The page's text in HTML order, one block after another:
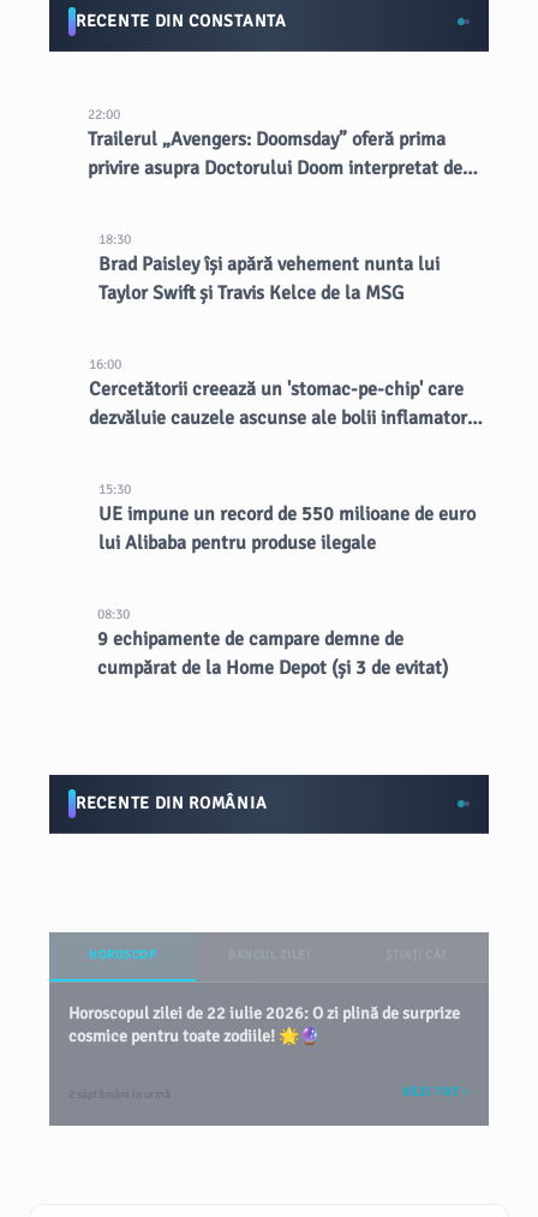
RECENTE DIN CONSTANTA
22:00
Trailerul „Avengers: Doomsday” oferă prima
privire asupra Doctorului Doom interpretat de
18:30
Brad Paisley își apără vehement nunta lui
Taylor Swift și Travis Kelce de la MSG
16:00
Cercetătorii creează un 'stomac-pe-chip' care
dezvăluie cauzele ascunse ale bolii inflamatorii
15:30
UE impune un record de 550 milioane de euro
lui Alibaba pentru produse ilegale
08:30
9 echipamente de campare demne de
cumpărat de la Home Depot (și 3 de evitat)
RECENTE DIN ROMÂNIA
HOROSCOP
Horoscopul zilei de 22 iulie 2026: O zi plină de surprize
cosmice pentru toate zodiile! 🌟🔮
2 săptămâni în urmă VEZI TOT